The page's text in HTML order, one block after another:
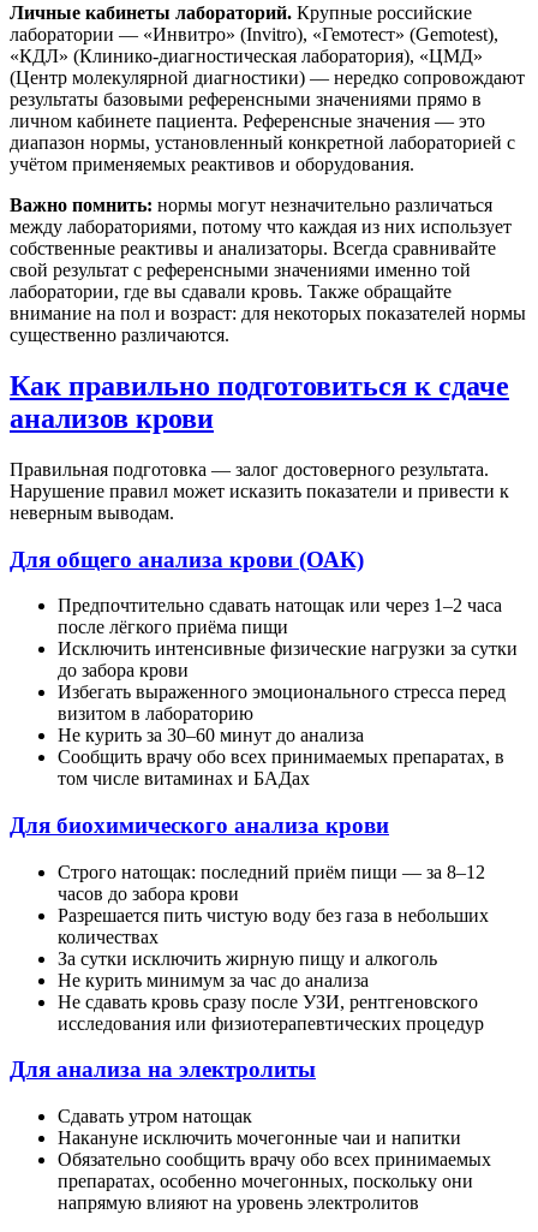
Личные кабинеты лабораторий. Крупные российские
лаборатории — «Инвитро» (Invitro), «Гемотест» (Gemotest),
«КДЛ» (Клинико-диагностическая лаборатория), «ЦМД»
(Центр молекулярной диагностики) — нередко сопровождают
результаты базовыми референсными значениями прямо в
личном кабинете пациента. Референсные значения — это
диапазон нормы, установленный конкретной лабораторией с
учётом применяемых реактивов и оборудования.
Важно помнить: нормы могут незначительно различаться
между лабораториями, потому что каждая из них использует
собственные реактивы и анализаторы. Всегда сравнивайте
свой результат с референсными значениями именно той
лаборатории, где вы сдавали кровь. Также обращайте
внимание на пол и возраст: для некоторых показателей нормы
существенно различаются.
Как правильно подготовиться к сдаче
анализов крови
Правильная подготовка — залог достоверного результата.
Нарушение правил может исказить показатели и привести к
неверным выводам.
Для общего анализа крови (ОАК)
Предпочтительно сдавать натощак или через 1–2 часа
после лёгкого приёма пищи
Исключить интенсивные физические нагрузки за сутки
до забора крови
Избегать выраженного эмоционального стресса перед
визитом в лабораторию
Не курить за 30–60 минут до анализа
Сообщить врачу обо всех принимаемых препаратах, в
том числе витаминах и БАДах
Для биохимического анализа крови
Строго натощак: последний приём пищи — за 8–12
часов до забора крови
Разрешается пить чистую воду без газа в небольших
количествах
За сутки исключить жирную пищу и алкоголь
Не курить минимум за час до анализа
Не сдавать кровь сразу после УЗИ, рентгеновского
исследования или физиотерапевтических процедур
Для анализа на электролиты
Сдавать утром натощак
Накануне исключить мочегонные чаи и напитки
Обязательно сообщить врачу обо всех принимаемых
препаратах, особенно мочегонных, поскольку они
напрямую влияют на уровень электролитов